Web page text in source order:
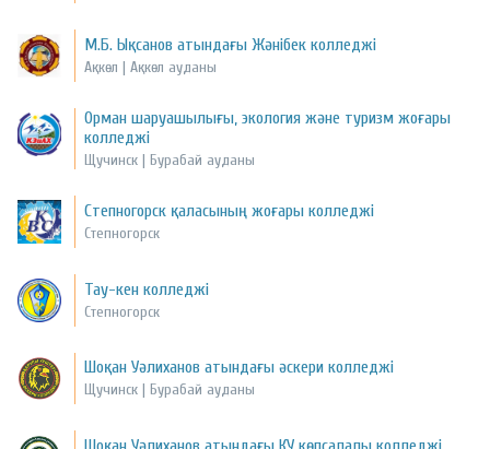
М.Б. Ықсанов атындағы Жәнібек колледжі
Ақкөл | Ақкөл ауданы
Орман шаруашылығы, экология және туризм жоғары
колледжі
Щучинск | Бурабай ауданы
Степногорск қаласының жоғары колледжі
Степногорск
Тау-кен колледжі
Степногорск
Шоқан Уәлиханов атындағы әскери колледжі
Щучинск | Бурабай ауданы